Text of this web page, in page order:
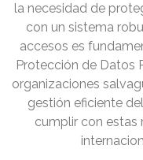
la necesidad de
con un sistema
accesos es
Protección de Datos
organizaciones
gestión eficiente
cumplir con estas